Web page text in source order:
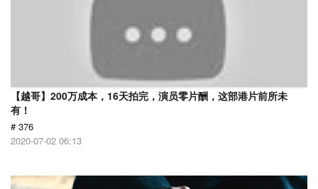
【越哥】200万成本，16天拍完，演员零片酬，这部港片前所未
有！
# 376
2020-07-02 06:13